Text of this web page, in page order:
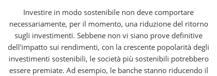
Investire in modo sostenibile non deve comportare
necessariamente, per il momento, una riduzione del ritorno
sugli investimenti. Sebbene non vi siano prove definitive
dell'impatto sui rendimenti, con la crescente popolarità degli
investimenti sostenibili, le società più sostenibili potrebbero
essere premiate. Ad esempio, le banche stanno riducendo il